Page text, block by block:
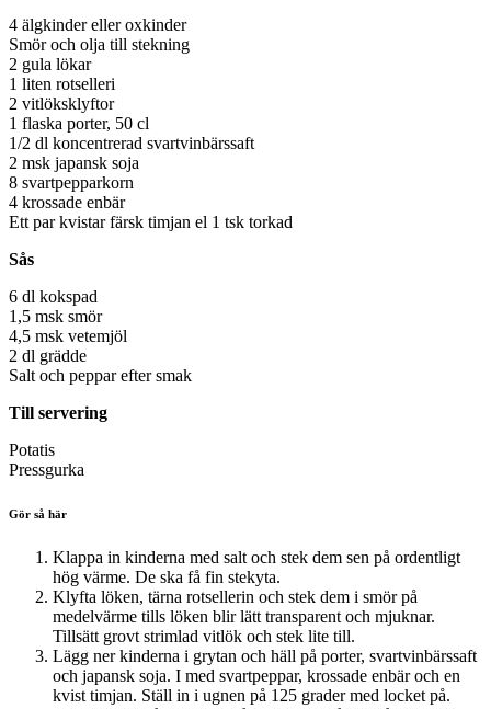
4 älgkinder eller oxkinder
Smör och olja till stekning
2 gula lökar
1 liten rotselleri
2 vitlöksklyftor
1 flaska porter, 50 cl
1/2 dl koncentrerad svartvinbärssaft
2 msk japansk soja
8 svartpepparkorn
4 krossade enbär
Ett par kvistar färsk timjan el 1 tsk torkad
Sås
6 dl kokspad
1,5 msk smör
4,5 msk vetemjöl
2 dl grädde
Salt och peppar efter smak
Till servering
Potatis
Pressgurka
Gör så här
Klappa in kinderna med salt och stek dem sen på ordentligt
hög värme. De ska få fin stekyta.
Klyfta löken, tärna rotsellerin och stek dem i smör på
medelvärme tills löken blir lätt transparent och mjuknar.
Tillsätt grovt strimlad vitlök och stek lite till.
Lägg ner kinderna i grytan och häll på porter, svartvinbärssaft
och japansk soja. I med svartpeppar, krossade enbär och en
kvist timjan. Ställ in i ugnen på 125 grader med locket på.